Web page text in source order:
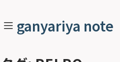
ganyariya note